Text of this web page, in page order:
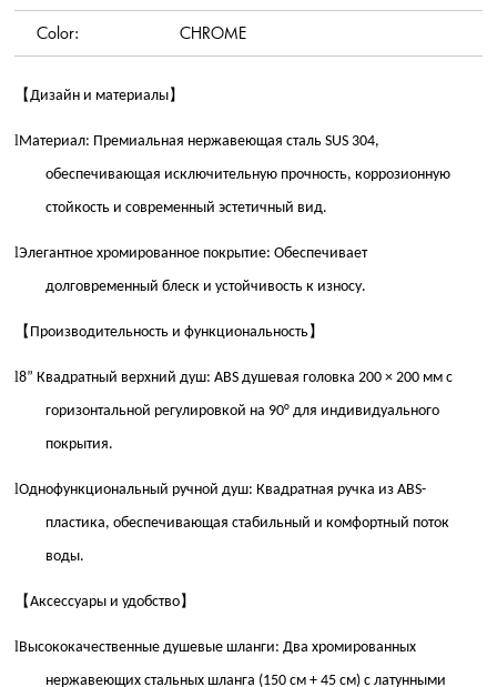
Color: CHROME
【Дизайн и материалы】
lМатериал: Премиальная нержавеющая сталь SUS 304,
обеспечивающая исключительную прочность, коррозионную
стойкость и современный эстетичный вид.
lЭлегантное хромированное покрытие: Обеспечивает
долговременный блеск и устойчивость к износу.
【 Производительность и функциональность】
l8” Квадратный верхний душ: ABS душевая головка 200 × 200 мм с
горизонтальной регулировкой на 90° для индивидуального
покрытия.
lОднофункциональный ручной душ: Квадратная ручка из ABS-
пластика, обеспечивающая стабильный и комфортный поток
воды.
【Аксессуары и удобство】
lВысококачественные душевые шланги: Два хромированных
нержавеющих стальных шланга (150 см + 45 см) с латунными